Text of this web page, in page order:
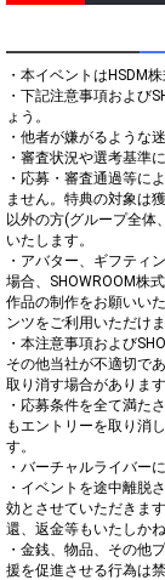
・本イベントはHSDM
・下記注意事項および
ょう。
・他者が嫌がるような
・審査状況や選考基準
・応募・審査通過等に
ません。特典の対象は
以外の方(グループ全体
いたします。
・アバター、ギフティ
場合、SHOWROOM株
作品の制作をお願いい
ンツをご利用いただけ
・本注意事項および
その他当社が不適切で
取り消す場合があります
・応募条件を全て満た
もエントリーを取り消
す。
・バーチャルライバー
・イベントを途中離脱
効とさせていただきま
還、返金等もいたしか
・金銭、物品、その他
援を促進させる行為は禁